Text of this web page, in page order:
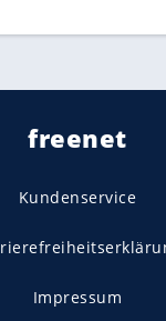
freenet
Kundenservice
Impressum